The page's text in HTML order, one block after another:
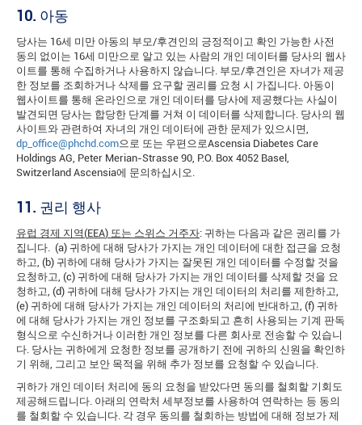
10. 아동
당사는 16세 미만 아동의 부모/후견인의 긍정적이고 확인 가능한 사전
동의 없이는 16세 미만으로 알고 있는 사람의 개인 데이터를 당사의 웹사
이트를 통해 수집하거나 사용하지 않습니다. 부모/후견인은 자녀가 제공
한 정보를 조회하거나 삭제를 요구할 권리를 요청 시 가집니다. 아동이
웹사이트를 통해 온라인으로 개인 데이터를 당사에 제공했다는 사실이
발견되면 당사는 합당한 단계를 거쳐 이 데이터를 삭제합니다. 당사의 웹
사이트와 관련하여 자녀의 개인 데이터에 관한 문제가 있으시면,
dp_office@phchd.com으로 또는 우편으로Ascensia Diabetes Care
Holdings AG, Peter Merian-Strasse 90, P.O. Box 4052 Basel,
Switzerland Ascensia에 문의하십시오.
11. 권리 행사
유럽 경제 지역(EEA) 또는 스위스 거주자: 귀하는 다음과 같은 권리를 가
집니다. (a) 귀하에 대해 당사가 가지는 개인 데이터에 대한 접근을 요청
하고, (b) 귀하에 대해 당사가 가지는 잘못된 개인 데이터를 수정할 것을
요청하고, (c) 귀하에 대해 당사가 가지는 개인 데이터를 삭제할 것을 요
청하고, (d) 귀하에 대해 당사가 가지는 개인 데이터의 처리를 제한하고,
(e) 귀하에 대해 당사가 가지는 개인 데이터의 처리에 반대하고, (f) 귀하
에 대해 당사가 가지는 개인 정보를 구조화되고 흔히 사용되는 기계 판독
형식으로 수신하거나 이러한 개인 정보를 다른 회사로 전송할 수 있습니
다. 당사는 귀하에게 요청한 정보를 공개하기 전에 귀하의 신원을 확인하
기 위해, 그리고 보안 목적을 위해 추가 정보를 요청할 수 있습니다.
귀하가 개인 데이터 처리에 동의 요청을 받았다면 동의를 철회할 기회도
제공해드립니다. 아래의 연락처 세부정보를 사용하여 연락하는 등 동의
를 철회할 수 있습니다. 각 경우 동의를 철회하는 방법에 대해 정보가 제